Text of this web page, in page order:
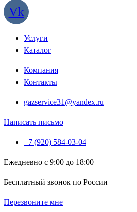
Vk
Услуги
Каталог
Компания
Контакты
gazservice31@yandex.ru
Написать письмо
+7 (920) 584-03-04
Ежедневно с 9:00 до 18:00
Бесплатный звонок по России
Перезвоните мне